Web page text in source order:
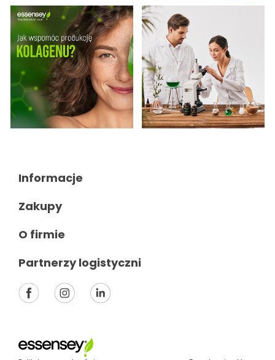
Informacje
Zakupy
O firmie
Partnerzy logistyczni